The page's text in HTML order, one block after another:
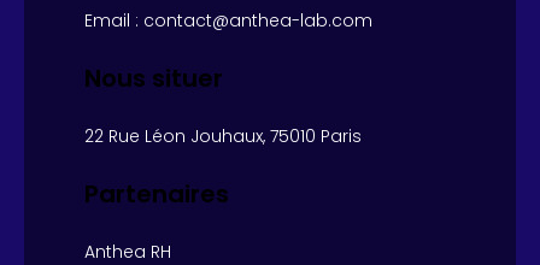
Solutions
Projets
Email : contact@anthea-lab.com
Nous situer
22 Rue Léon Jouhaux, 75010 Paris
Partenaires
Anthea RH